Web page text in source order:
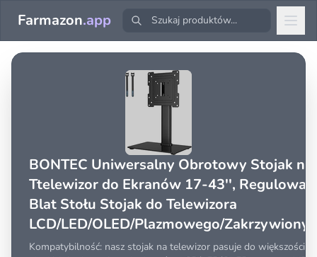
Farmazon.app
BONTEC Uniwersalny Obrotowy Stojak na
Ttelewizor do Ekranów 17-43'',
Blat Stołu Stojak do Telewizora
LCD/LED/OLED/Plazmowego/
Telewizorów do 45 KG, 2 Opaski Kablowe
Kompatybilność: nasz stojak na telewizor pasuje do większości